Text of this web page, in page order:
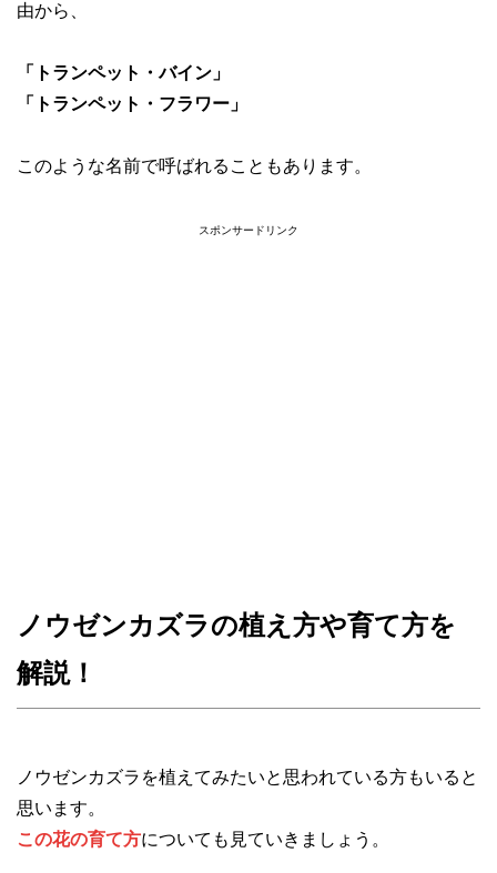
由から、
「トランペット・バイン」
「トランペット・フラワー」
このような名前で呼ばれることもあります。
スポンサードリンク
ノウゼンカズラの植え方や育て方を
解説！
ノウゼンカズラを植えてみたいと思われている方もいると
思います。
この花の育て方についても見ていきましょう。